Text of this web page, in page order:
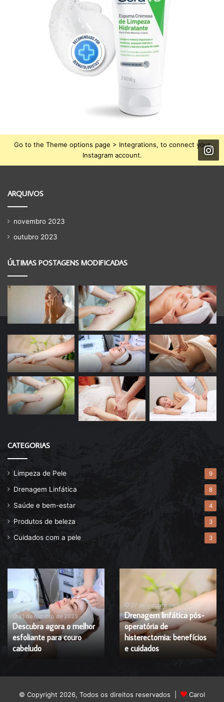
Go to the Theme options page > Integrations, to connect your
Instagram account.
ARQUIVOS
novembro 2023
outubro 2023
ÚLTIMAS POSTAGENS MODIFICADAS
CATEGORIAS
Limpeza de Pele 9
Drenagem Linfática 8
Saúde e bem-estar 4
Produtos de beleza 3
Cuidados com a pele 3
Descubra
o
melhor
esfoliante
para
couro
cabeludo
21 de outubro de 2023
Descubra agora o melhor
esfoliante para couro
cabeludo
Drenagem
operatória
de
histerectomia:
benefícios
27 de outubro de 2023
Drenagem linfática pós-
operatória de
histerectomia: benefícios
e cuidados
© Copyright 2026, Todos os direitos reservados | Carol